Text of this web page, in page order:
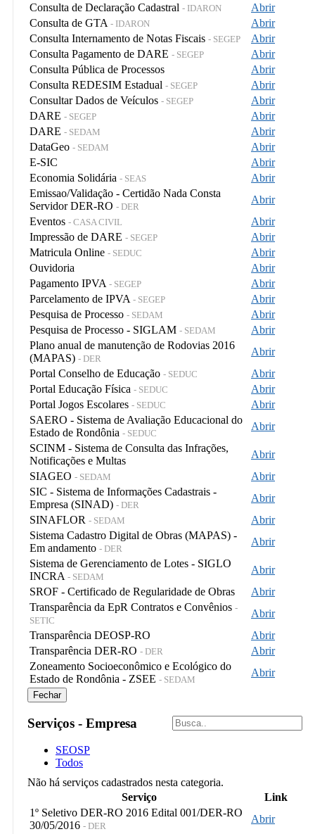
Consulta de Declaração Cadastral - IDARON
Abrir
Consulta de GTA - IDARON
Abrir
Consulta Internamento de Notas Fiscais - SEGEP
Abrir
Consulta Pagamento de DARE - SEGEP
Abrir
Consulta Pública de Processos
Abrir
Consulta REDESIM Estadual - SEGEP
Abrir
Consultar Dados de Veículos - SEGEP
Abrir
DARE - SEGEP
Abrir
DARE - SEDAM
Abrir
DataGeo - SEDAM
Abrir
E-SIC
Abrir
Economia Solidária - SEAS
Abrir
Emissao/Validação - Certidão Nada Consta
Servidor DER-RO - DER
Abrir
Eventos - CASA CIVIL
Abrir
Impressão de DARE - SEGEP
Abrir
Matricula Online - SEDUC
Abrir
Ouvidoria
Abrir
Pagamento IPVA - SEGEP
Abrir
Parcelamento de IPVA - SEGEP
Abrir
Pesquisa de Processo - SEDAM
Abrir
Pesquisa de Processo - SIGLAM - SEDAM
Abrir
Plano anual de manutenção de Rodovias 2016
(MAPAS) - DER
Abrir
Portal Conselho de Educação - SEDUC
Abrir
Portal Educação Física - SEDUC
Abrir
Portal Jogos Escolares - SEDUC
Abrir
SAERO - Sistema de Avaliação Educacional do
Estado de Rondônia - SEDUC
Abrir
SCINM - Sistema de Consulta das Infrações,
Notificações e Multas
Abrir
SIAGEO - SEDAM
Abrir
SIC - Sistema de Informações Cadastrais -
Empresa (SINAD) - DER
Abrir
SINAFLOR - SEDAM
Abrir
Sistema Cadastro Digital de Obras (MAPAS) -
Em andamento - DER
Abrir
Sistema de Gerenciamento de Lotes - SIGLO
INCRA - SEDAM
Abrir
SROF - Certificado de Regularidade de Obras
Abrir
Transparência da EpR Contratos e Convênios -
SETIC
Abrir
Transparência DEOSP-RO
Abrir
Transparência DER-RO - DER
Abrir
Zoneamento Socioeconômico e Ecológico do
Estado de Rondônia - ZSEE - SEDAM
Abrir
Fechar
Serviços - Empresa
SEOSP
Todos
Não há serviços cadastrados nesta categoria.
Serviço
Link
1º Seletivo DER-RO 2016 Edital 001/DER-RO
30/05/2016 - DER
Abrir